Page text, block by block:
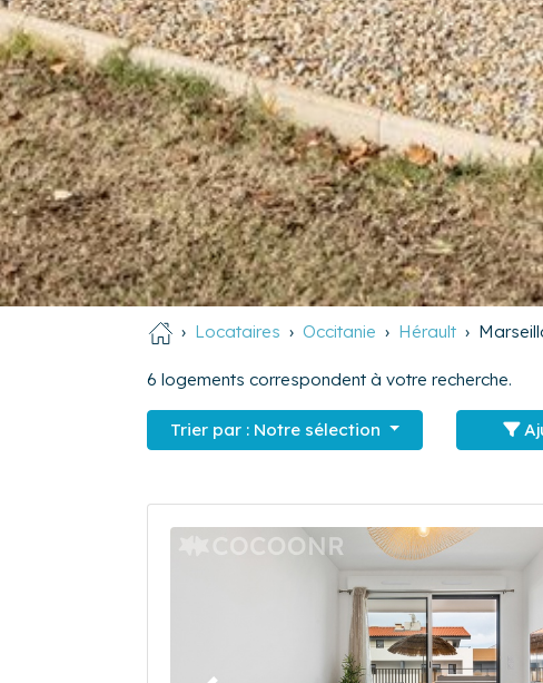
Locataires Occitanie Hérault
6 logements correspondent à votre recherche.
Trier par : Notre sélection